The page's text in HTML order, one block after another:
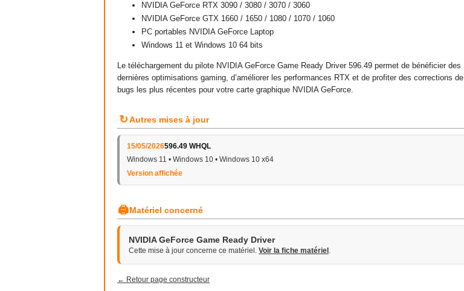
NVIDIA GeForce RTX 3090 / 3080 / 3070 / 3060
NVIDIA GeForce GTX 1660 / 1650 / 1080 / 1070 / 1060
PC portables NVIDIA GeForce Laptop
Windows 11 et Windows 10 64 bits
Le téléchargement du pilote NVIDIA GeForce Game Ready Driver 596.49 permet de bénéficier des
dernières optimisations gaming, d’améliorer les performances RTX et de profiter des corrections de
bugs les plus récentes pour votre carte graphique NVIDIA GeForce.
↻Autres mises à jour
15/05/2026596.49 WHQL
Windows 11 • Windows 10 • Windows 10 x64
Version affichée
🖨Matériel concerné
NVIDIA GeForce Game Ready Driver
Cette mise à jour concerne ce matériel. Voir la fiche matériel .
← Retour page constructeur